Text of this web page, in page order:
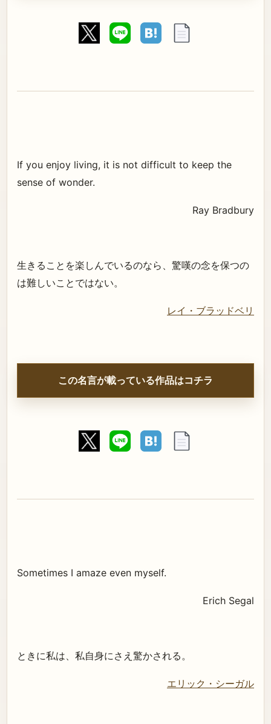
If you enjoy living, it is not difficult to keep the
sense of wonder.
Ray Bradbury
生きることを楽しんでいるのなら、驚嘆の念を保つの
は難しいことではない。
レイ・ブラッドベリ
この名言が載っている作品はコチラ
Sometimes I amaze even myself.
Erich Segal
ときに私は、私自身にさえ驚かされる。
エリック・シーガル